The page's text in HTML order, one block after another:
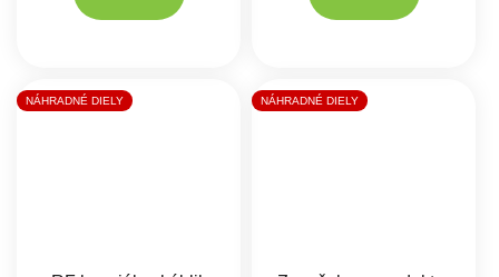
NÁHRADNÉ DIELY NÁHRADNÉ DIELY